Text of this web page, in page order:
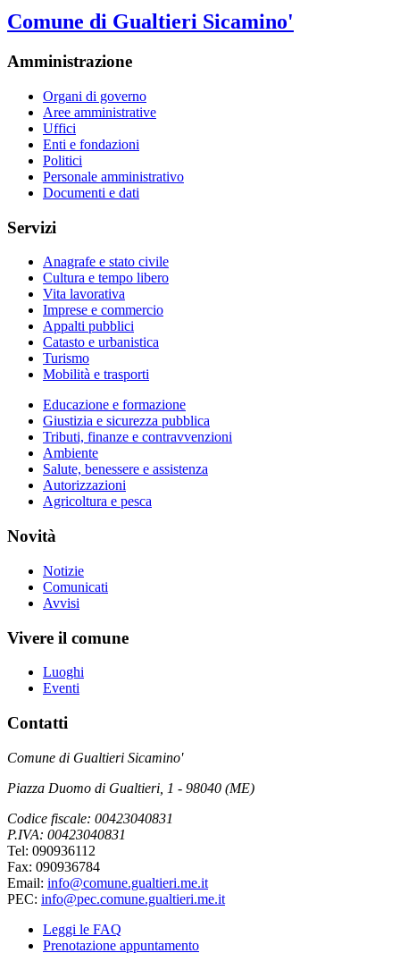
Comune di Gualtieri Sicamino'
Amministrazione
Organi di governo
Aree amministrative
Uffici
Enti e fondazioni
Politici
Personale amministrativo
Documenti e dati
Servizi
Anagrafe e stato civile
Cultura e tempo libero
Vita lavorativa
Imprese e commercio
Appalti pubblici
Catasto e urbanistica
Turismo
Mobilità e trasporti
Educazione e formazione
Giustizia e sicurezza pubblica
Tributi, finanze e contravvenzioni
Ambiente
Salute, benessere e assistenza
Autorizzazioni
Agricoltura e pesca
Novità
Notizie
Comunicati
Avvisi
Vivere il comune
Luoghi
Eventi
Contatti
Comune di Gualtieri Sicamino'
Piazza Duomo di Gualtieri, 1 - 98040 (ME)
Codice fiscale: 00423040831
P.IVA: 00423040831
Tel: 090936112
Fax: 090936784
Email: info@comune.gualtieri.me.it
PEC: info@pec.comune.gualtieri.me.it
Leggi le FAQ
Prenotazione appuntamento